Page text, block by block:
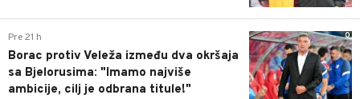
0
Pre 21 h
Borac protiv Veleža između dva okršaja
sa Bjelorusima: "Imamo najviše
ambicije, cilj je odbrana titule!"